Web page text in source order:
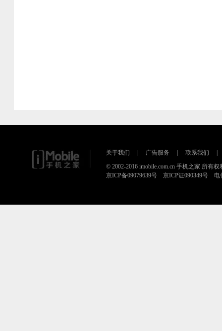
关于我们 广告服务 联系我们
© 2002-2016 imobile.com.cn 手机之家 所有权
京ICP备09079639号 京ICP证090349号 电